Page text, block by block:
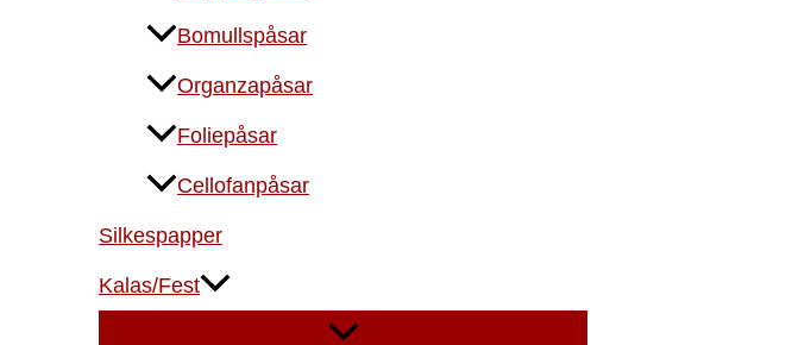
Bomullspåsar
Organzapåsar
Foliepåsar
Cellofanpåsar
Silkespapper
Kalas/Fest